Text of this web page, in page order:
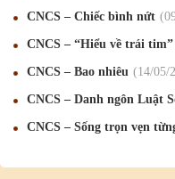
CNCS – Chiếc bình nứt
CNCS – “Hiểu về trái
CNCS – Bao nhiêu 14/05/
CNCS – Danh ngôn Luật
CNCS – Sống trọn vẹn
Chúc mừng Giáng sinh và
Chúc mừng Giáng sinh và
Chúc mừng Giáng sinh và
Mừng Xuân Giáp Thìn 2024